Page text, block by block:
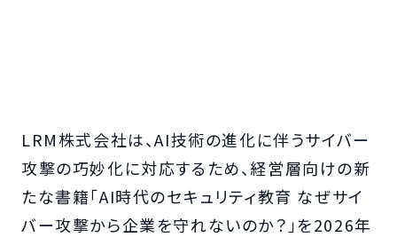
LRM株式会社は、AI技術の進化に伴うサイバー
攻撃の巧妙化に対応するため、経営層向けの新
たな書籍「AI時代のセキュリティ教育 なぜサイ
バー攻撃から企業を守れないのか？」を2026年